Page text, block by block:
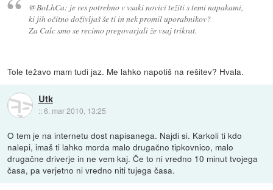
@BoLhCa: je res potrebno v vsaki novici težiti s temi napakami,
ki jih očitno doživljaš še ti in nek promil uporabnikov?
Za Calc smo se recimo pregovarjali že vsaj trikrat.
Tole težavo mam tudi jaz. Me lahko napotiš na rešitev? Hvala.
Utk
::6. mar 2010, 13:25
O tem je na internetu dost napisanega. Najdi si. Karkoli ti kdo
nalepi, imaš ti lahko morda malo drugačno tipkovnico, malo
drugačne driverje in ne vem kaj. Če to ni vredno 10 minut tvojega
časa, pa verjetno ni vredno niti tujega časa.